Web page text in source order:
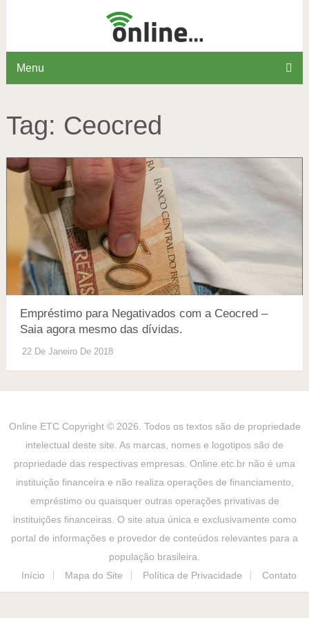
Menu
Tag: Ceocred
Empréstimo para Negativados com a Ceocred –
Saia agora mesmo das dívidas.
22 De Janeiro De 2018
Online ETCCopyright © 2026. Todos os textos são de propriedade
intelectual deste site. As marcas, nomes e logotipos são de
propriedade das respectivas empresas. Online.etc.br não é uma
instituição financeira e não realiza operações de financiamento,
empréstimo ou quaisquer outras operações privativas de
instituições financeiras. O site atua única e exclusivamente como
portal de informações e provedor de conteúdos relevantes para a
população brasileira.
Início
Mapa do Site Política de Privacidade Contato